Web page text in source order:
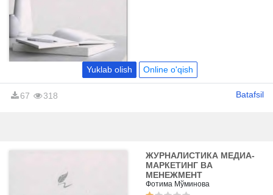
асослари батафсил
ёритилган.
Yuklab olish Online o'qish
67 318 Batafsil
ЖУРНАЛИСТИКА МЕДИА-
МАРКЕТИНГ ВA
МЕНЕЖМЕНТ
Фотима Мўминова